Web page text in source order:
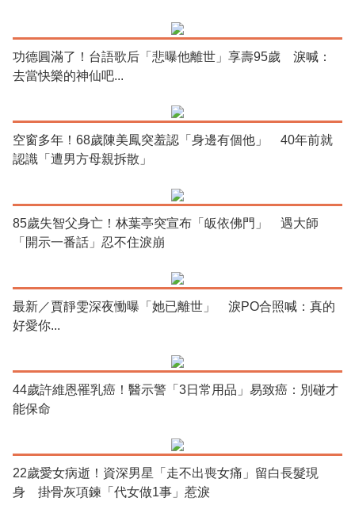
功德圓滿了！台語歌后「悲曝他離世」享壽95歲 淚喊：
去當快樂的神仙吧...
空窗多年！68歲陳美鳳突羞認「身邊有個他」 40年前就
認識「遭男方母親拆散」
85歲失智父身亡！林葉亭突宣布「皈依佛門」 遇大師
「開示一番話」忍不住淚崩
最新／賈靜雯深夜慟曝「她已離世」 淚PO合照喊：真的
好愛你...
44歲許維恩罹乳癌！醫示警「3日常用品」易致癌：別碰才
能保命
22歲愛女病逝！資深男星「走不出喪女痛」留白長髮現
身 掛骨灰項鍊「代女做1事」惹淚